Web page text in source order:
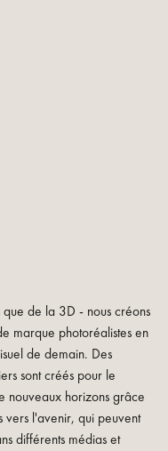
de la 3D - nous créons
marque photoréalistes en
de demain. Des
sont créés pour le
nouveaux horizons grâce
vers l'avenir, qui peuvent
différents médias et